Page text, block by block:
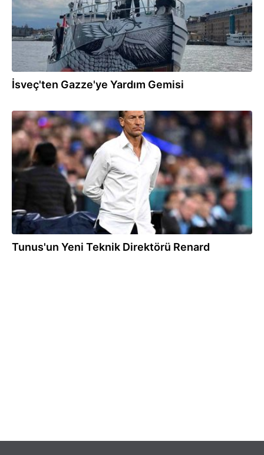
İsveç'ten Gazze'ye Yardım Gemisi
16.06.2026
Tunus'un Yeni Teknik Direktörü Renard